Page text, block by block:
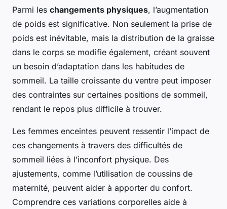
Parmi les changements physiques, l’augmentation
de poids est significative. Non seulement la prise de
poids est inévitable, mais la distribution de la graisse
dans le corps se modifie également, créant souvent
un besoin d’adaptation dans les habitudes de
sommeil. La taille croissante du ventre peut imposer
des contraintes sur certaines positions de sommeil,
rendant le repos plus difficile à trouver.
Les femmes enceintes peuvent ressentir l’impact de
ces changements à travers des difficultés de
sommeil liées à l’inconfort physique. Des
ajustements, comme l’utilisation de coussins de
maternité, peuvent aider à apporter du confort.
Comprendre ces variations corporelles aide à